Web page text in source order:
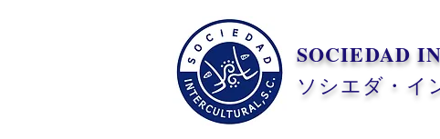
SOCIEDAD
ソシエダ・イ